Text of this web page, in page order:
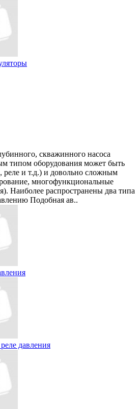
скважинного насоса
типом оборудования может быть
реле и т.д.) и довольно сложным
многофункциональные
Наиболее распространены два типа
Подобная ав..
давления